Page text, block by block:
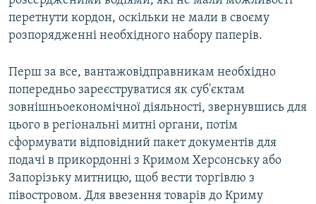
перетнути кордон, оскільки не мали в своєму
розпорядженні необхідного набору паперів.
Перш за все, вантажовідправникам необхідно
попередньо зареєструватися як суб'єктам
зовнішньоекономічної діяльності, звернувшись для
цього в регіональні митні органи, потім
сформувати відповідний пакет документів для
подачі в прикордонні з Кримом Херсонську або
Запорізьку митницю, щоб вести торгівлю з
півостровом. Для ввезення товарів до Криму